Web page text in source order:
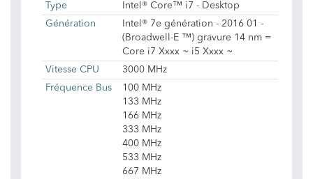
Type
Intel® Core™ i7 - Desktop
Génération
Intel® 7e génération - 2016 01 -
(Broadwell-E ™) gravure 14 nm =
Core i7 Xxxx ~ i5 Xxxx ~
Vitesse CPU
3000 MHz
Fréquence Bus
100 MHz
133 MHz
166 MHz
333 MHz
400 MHz
533 MHz
667 MHz